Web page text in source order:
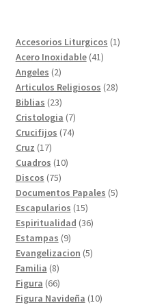
Accesorios Liturgicos 11
Acero Inoxidable 4141
Angeles 22
productos
Articulos Religiosos 2828
Biblias 2323
productos
Cristologia 77
productos
Crucifijos 7474
Cruz 1717
productos
Cuadros 1010
Discos 7575
productos
Documentos Papales 55
Escapularios 1515
productos
Espiritualidad 3636
Estampas 99
productos
Evangelizacion 55
Familia 88
productos
Figura 6666
productos
Figura Navideña 1010